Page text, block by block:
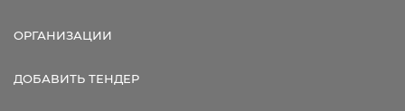
ОРГАНИЗАЦИИ
ДОБАВИТЬ ТЕНДЕР